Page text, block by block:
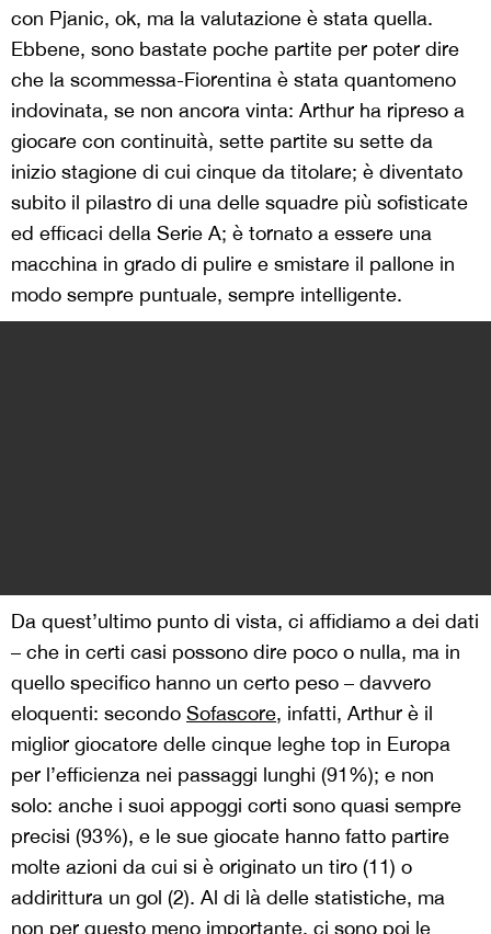
con Pjanic, ok, ma la valutazione è stata quella.
Ebbene, sono bastate poche partite per poter dire
che la scommessa-Fiorentina è stata quantomeno
indovinata, se non ancora vinta: Arthur ha ripreso a
giocare con continuità, sette partite su sette da
inizio stagione di cui cinque da titolare; è diventato
subito il pilastro di una delle squadre più sofisticate
ed efficaci della Serie A; è tornato a essere una
macchina in grado di pulire e smistare il pallone in
modo sempre puntuale, sempre intelligente.
molte azioni da cui si è originato un tiro (11) o
addirittura un gol (2). Al di là delle statistiche, ma
non per questo meno importante, ci sono poi le
sensazioni visive: Arthur sembra giocare con la
Fiorentina da molto tempo, è un centromediano che
si muove e che muove la palla come piace a Italiano,
che infatti lo schiera sia accanto a Duncan che di
fianco a Mandragora nel suo 4-3-3/4-2-3-1 – in cui
Bonaventura agisce da cuneo tra i due sistemi.
Insomma, siamo di fronte a un’evidente fase di
rinascita. Certo, la Fiorentina ha ambizioni diverse